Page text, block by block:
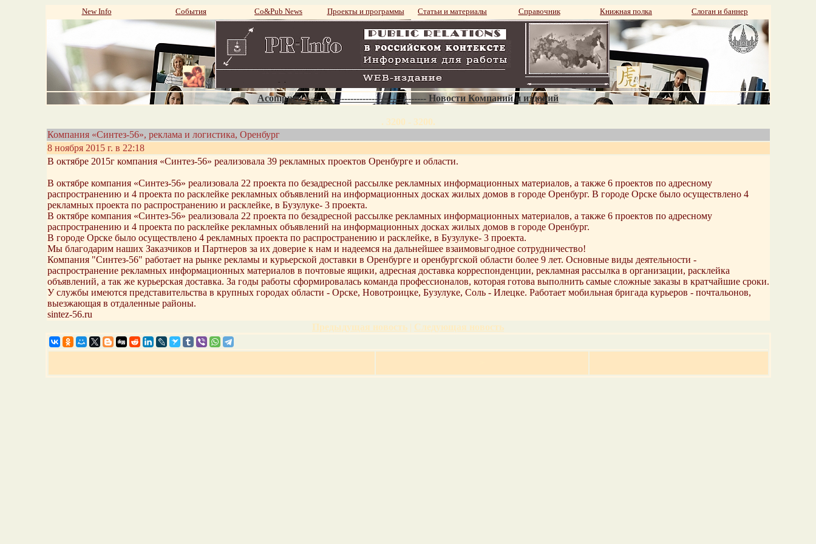
New Info События Со&Pub News Проекты и программы Статьи и материалы Справочник Книжная полка Слоган и баннер
Acompnews--------------------------------------- Новости Компаний и изданий
. 3200 - 3200.
Компания «Синтез-56», реклама и логистика, Оренбург
8 ноября 2015 г. в 22:18
В октябре 2015г компания «Синтез-56» реализовала 39 рекламных проектов Оренбурге и области.
В октябре компания «Синтез-56» реализовала 22 проекта по безадресной рассылке рекламных информационных материалов, а также 6 проектов по адресному
распространению и 4 проекта по расклейке рекламных объявлений на информационных досках жилых домов в городе Оренбург. В городе Орске было осуществлено 4
рекламных проекта по распространению и расклейке, в Бузулуке- 3 проекта.
В октябре компания «Синтез-56» реализовала 22 проекта по безадресной рассылке рекламных информационных материалов, а также 6 проектов по адресному
распространению и 4 проекта по расклейке рекламных объявлений на информационных досках жилых домов в городе Оренбург.
В городе Орске было осуществлено 4 рекламных проекта по распространению и расклейке, в Бузулуке- 3 проекта.
Мы благодарим наших Заказчиков и Партнеров за их доверие к нам и надеемся на дальнейшее взаимовыгодное сотрудничество!
Компания "Синтез-56" работает на рынке рекламы и курьерской доставки в Оренбурге и оренбургской области более 9 лет. Основные виды деятельности -
распространение рекламных информационных материалов в почтовые ящики, адресная доставка корреспонденции, рекламная рассылка в организации, расклейка
объявлений, а так же курьерская доставка. За годы работы сформировалась команда профессионалов, которая готова выполнить самые сложные заказы в кратчайшие сроки.
У службы имеются представительства в крупных городах области - Орске, Новотроицке, Бузулуке, Соль - Илецке. Работает мобильная бригада курьеров - почтальонов,
выезжающая в отдаленные районы.
sintez-56.ru
Предыдущая новость | Следующая новость